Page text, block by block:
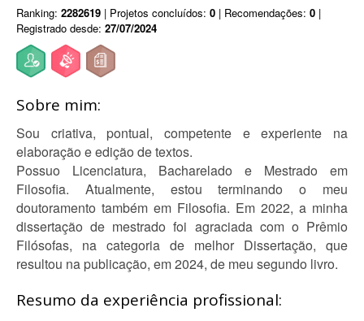
Ranking: 2282619 | Projetos concluídos: 0 | Recomendações: 0 |
Registrado desde: 27/07/2024
Sobre mim:
Sou criativa, pontual, competente e experiente na
elaboração e edição de textos.
Possuo Licenciatura, Bacharelado e Mestrado em
Filosofia. Atualmente, estou terminando o meu
doutoramento também em Filosofia. Em 2022, a minha
dissertação de mestrado foi agraciada com o Prêmio
Filósofas, na categoria de melhor Dissertação, que
resultou na publicação, em 2024, de meu segundo livro.
Resumo da experiência profissional: